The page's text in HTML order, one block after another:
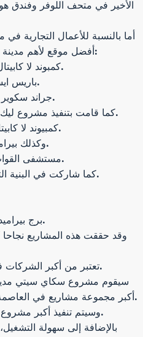
الأخير في متحف اللوفر وفندق
أما بالنسبة للأعمال التجارية
أفضل موقع لأهم مدينة جديدة لمشروعها، وأبرزها:
كمبوند لا كابيتال العاصمة الادارية الجديدة.
باريس ايست مول العاصمة الادارية.
جراند سكوير مول هي العاصمة الادارية.
كما قامت بتنفيذ مشروع ليك ستوديوز العاصمة الإدارية.
كمبيوند لا كابيتال ايست العاصمة الادارية.
وكذلك بيراميدز مول العاصمة الادارية.
مستشفى القوات الجوية، طريق ماجستي.
كما شاركت في البنية التحتية في العاصمة الإدارية.
برج بيراميدز بيزنس العاصمة الادارية.
وقد حققت هذه المشاريع
تعتبر من أكبر الشركات في مجال التطوير العقاري.
سيقوم مشروع سكاي سيتي مدينة
أكبر مجموعة مشاريع في العاصمة الإدارية في عام 2020.
· وسيتم تنفيذ أكبر مشروع إنشائي في الموقع.
بالإضافة إلى سهولة